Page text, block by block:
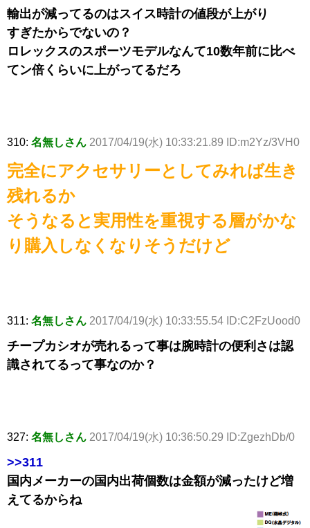
輸出が減ってるのはスイス時計の値段が上がり
すぎたからでないの？
ロレックスのスポーツモデルなんて10数年前に比べ
てン倍くらいに上がってるだろ
310: 名無しさん 2017/04/19(水) 10:33:21.89 ID:m2Yz/3VH0
完全にアクセサリーとしてみれば生き
残れるか
そうなると実用性を重視する層がかな
り購入しなくなりそうだけど
311: 名無しさん 2017/04/19(水) 10:33:55.54 ID:C2FzUood0
チープカシオが売れるって事は腕時計の便利さは認
識されてるって事なのか？
327: 名無しさん 2017/04/19(水) 10:36:50.29 ID:ZgezhDb/0
>>311
国内メーカーの国内出荷個数は金額が減ったけど増
えてるからね